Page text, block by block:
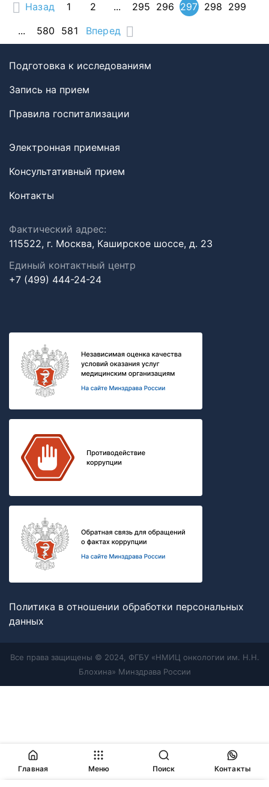
Назад 1 2 ... 295 296 297 298 299
...
580 581 Вперед
Подготовка к исследованиям
Запись на прием
Правила госпитализации
Электронная приемная
Консультативный прием
Контакты
Фактический адрес:
115522, г. Москва, Каширское шоссе, д. 23
Единый контактный центр
+7 (499) 444-24-24
Политика в отношении обработки персональных
данных
Все права защищены © 2024, ФГБУ «НМИЦ онкологии им. Н.Н.
Блохина» Минздрава России
Главная Меню Поиск Контакты